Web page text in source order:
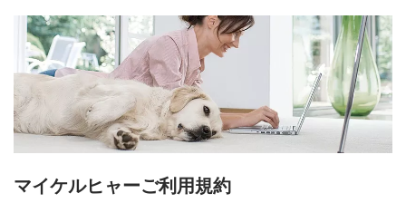
マイケルヒャーご利用規約